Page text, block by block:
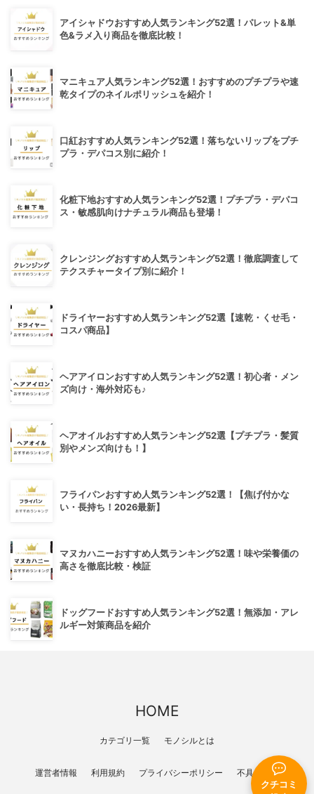
クチコミ
アイシャドウおすすめ人気ランキング52選！パレット&単
色&ラメ入り商品を徹底比較！
マニキュア人気ランキング52選！おすすめのプチプラや速
乾タイプのネイルポリッシュを紹介！
口紅おすすめ人気ランキング52選！落ちないリップをプチ
プラ・デパコス別に紹介！
化粧下地おすすめ人気ランキング52選！プチプラ・デパコ
ス・敏感肌向けナチュラル商品も登場！
クレンジングおすすめ人気ランキング52選！徹底調査して
テクスチャータイプ別に紹介！
ドライヤーおすすめ人気ランキング52選【速乾・くせ毛・
コスパ商品】
ヘアアイロンおすすめ人気ランキング52選！初心者・メン
ズ向け・海外対応も♪
ヘアオイルおすすめ人気ランキング52選【プチプラ・髪質
別やメンズ向けも！】
フライパンおすすめ人気ランキング52選！【焦げ付かな
い・長持ち！2026最新】
マヌカハニーおすすめ人気ランキング52選！味や栄養価の
高さを徹底比較・検証
ドッグフードおすすめ人気ランキング52選！無添加・アレ
ルギー対策商品を紹介
HOME
カテゴリ一覧 モノシルとは
運営者情報 利用規約 プライバシーポリシー 不具合報告